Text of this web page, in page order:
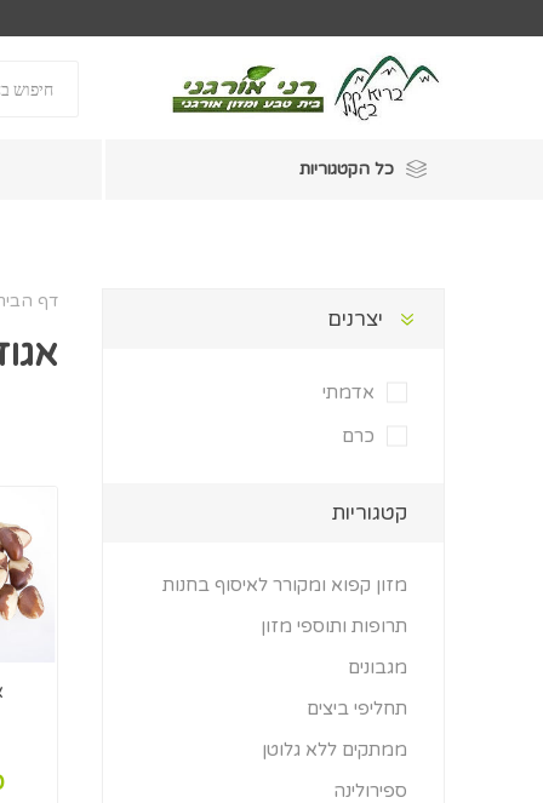
כל הקטגוריות
דף
יצרנים
אדמתי
כרם
קטגוריות
מזון קפוא ומקורר לאיסוף בחנות
תרופות ותוספי מזון
מגבונים
תחליפי ביצים
ממתקים ללא גלוטן
ספירולינה